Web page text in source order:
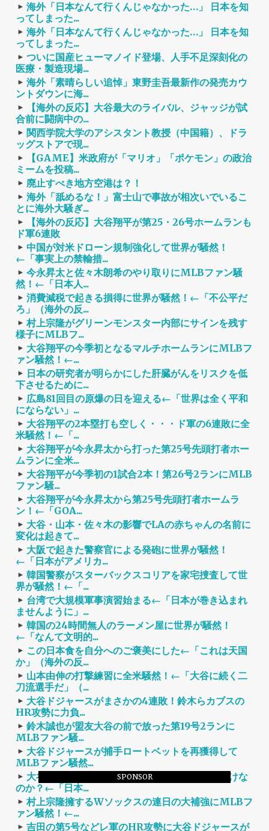
SPONSOR
海外「日本なんて行くんじゃなかった…」 日本を知
ってしまった...
海外「日本なんて行くんじゃなかった…」 日本を知
ってしまった...
ついに国産ヒューマノイド登場、人手不足深刻化の
医療・製造現場...
海外「素晴らしい追悼」東野圭吾最新作の発売カウ
ントダウンに海...
【海外の反応】大谷最大のライバル、ジャッジが試
合前に闘病中の...
関西学院大学のアシスタント教授（中国籍）、ドラ
ッグストアで現...
【GAME】米政府が「マリオ」「ポケモン」の政治
ミームを投稿...
廃止すべき地方空港は？！
海外「舐めるな！」富士山で事故が相次いでいるこ
とに海外大騒ぎ...
【海外の反応】大谷翔平が第25・26号ホームランも
ド軍6連敗
中国が対米ドローン規制強化して世界が騒然！
←「事実上の禁輸措...
今永昇太と佐々木朗希のやり取りにMLBファン騒
然！←「日本人...
消費減税で起きる損得に世界が騒然！←「不公平だ
ろ」（海外の反...
村上宗隆がグリーンモンスター内部にサインを残す
様子にMLBフ...
大谷翔平の今季初となるマルチホームランにMLBフ
ァン騒然！←...
日本の研究者が明らかにした肝臓がんをリスクを低
下させるために...
広島81回目の原爆の日を迎える←「世界は全く平和
にならない」...
大谷翔平の2本塁打も空しく・・・ド軍の6連敗に全
米騒然！←「...
大谷翔平が今永昇太から打った第25号先頭打者ホー
ムランに全米...
大谷翔平が今季初の1試合2本！第26号2ランにMLB
ファン騒...
大谷翔平が今永昇太から第25号先頭打者ホームラ
ン！←「GOA...
大谷・山本・佐々木の影響でLAの赤ちゃんの名前に
変化は起きて...
大阪で起きた警察官による発砲に世界が騒然！
←「日本がアメリカ...
韓国警察がスターバックスコリアを家宅捜査して世
界が騒然！←「...
台湾で大規模軍事演習始まる←「日本が巻き込まれ
ませんように」...
韓国の24時間無人のラーメン屋に世界が騒然！
←「なんて文明的...
この日本食を自分へのご褒美にした←「これは天国
か」（海外の反...
山本由伸の打撃練習に全米騒然！←「大谷に続く二
刀流選手だ」（...
大谷ドジャースがまさかの4連敗！鈴木らカブスの
HR攻勢に力負...
鈴木誠也が盟友大谷の前で放った第19号2ランに
MLBファン騒...
大谷ドジャースが捕手ロートベットを再獲得して
MLBファン騒然...
大谷ドジャースを止まられるのはWソックスだけな
のか？←「日本...
村上宗隆擁するWソックスの連日の大補強にMLBフ
ァン騒然！←...
吉田の第5号などレ軍のHR攻勢に大谷ドジャースが